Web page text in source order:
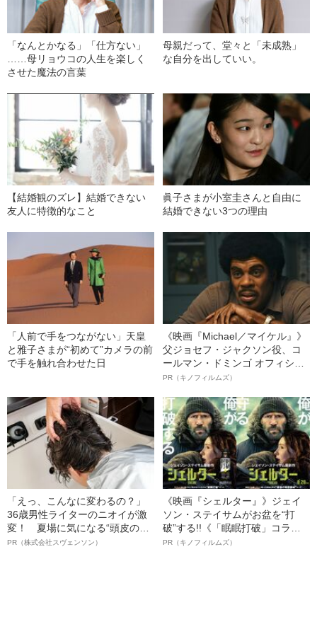
「なんとかなる」「仕方ない」
……母リョウコの人生を楽しく
させた魔法の言葉
母親だって、堂々と「未成熟」
な自分を出していい。
【結婚観のズレ】結婚できない
友人に特徴的なこと
眞子さまが小室圭さんと自由に
結婚できない3つの理由
「人前で手をつながない」天皇
と雅子さまが“初めて”カメラの前
で手を触れ合わせた日
《映画『Michael／マイケル』》
父ジョセフ・ジャクソン役、コ
ールマン・ドミンゴ オフィシャ
ルインタビュー“観客を魅了した
語る”《日本興収70億円突破》
PR（キノフィルムズ）
「えっ、こんなに変わるの？」
36歳男性ライターのニオイが激
変！ 夏場に気になる“頭皮のニ
オイ”や“ベタつき”を解消す
PR（株式会社スヴェンソン）
《映画『シェルター』》ジェイ
ソン・ステイサムがお盆を“打
破”する!!《「眠眠打破」コラ
ボ》
PR（キノフィルムズ）